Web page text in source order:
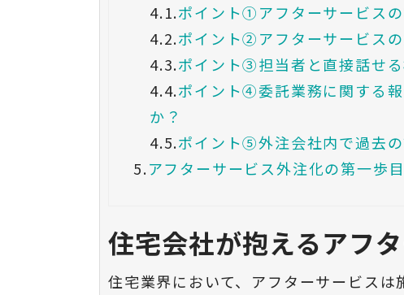
4.1.ポイント①アフターサービス
4.2.ポイント②アフターサービス
4.3.ポイント③担当者と直接話せ
4.4.ポイント④委託業務に関する
か？
4.5.ポイント⑤外注会社内で過去
5.アフターサービス外注化の第一歩
住宅会社が抱えるアフ
住宅業界において、アフターサービス